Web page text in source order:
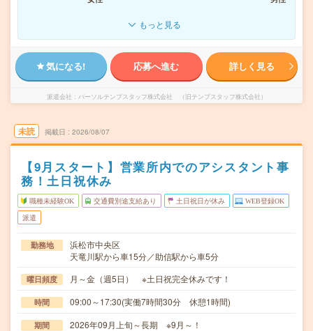
もっと見る
気になる! 応募へ進む 詳しく見る
派遣会社 パーソルテンプスタッフ株式会社 （旧テンプスタッフ株式会社）
未読 掲載日 2026/08/07
【9月スタート】営業所内でのアシスタント事
務！土日祝休み
職種未経験OK 交通費別途支給あり 土日祝日が休み WEB登録OK
派遣
勤務地
浜松市中央区
天竜川駅から車15分／助信駅から車5分
曜日頻度 月～金（週5日） ※土日祝完全休みです！
時間 09:00～17:30(実働7時間30分 休憩1時間)
期間 2026年09月上旬～長期 ※9月～！